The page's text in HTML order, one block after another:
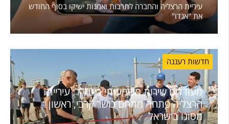
עיריית הרצליה והחברה לתרבות ואמנות ישיקו בסוף החודש
את "אגדו"
חדשות רעננה
מעודדים שירות משמעותי בצה"ל: עיריית
הרצליה פתחה מתחם כושר קרבי, ראשון
מסוגו בישראל